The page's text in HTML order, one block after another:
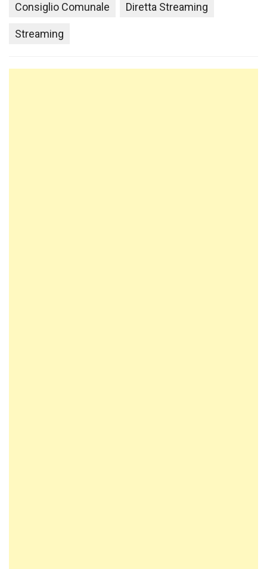
Consiglio Comunale Diretta Streaming
Streaming